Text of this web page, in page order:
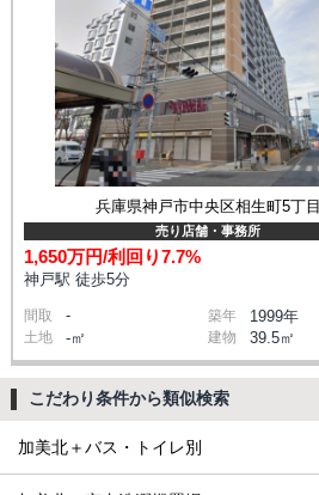
兵庫県神戸市中央区相生町5丁目
売り店舗・事務所
1,650万円/利回り7.7%
神戸駅 徒歩5分
間取 - 築年 1999年
土地 -㎡ 建物 39.5㎡
こだわり条件から類似検索
加美北＋バス・トイレ別